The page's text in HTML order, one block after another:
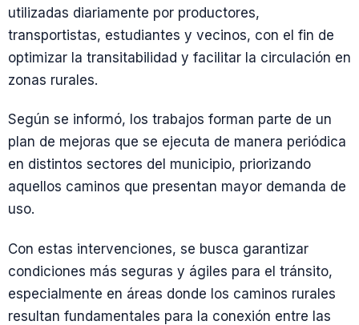
utilizadas diariamente por productores,
transportistas, estudiantes y vecinos, con el fin de
optimizar la transitabilidad y facilitar la circulación en
zonas rurales.
Según se informó, los trabajos forman parte de un
plan de mejoras que se ejecuta de manera periódica
en distintos sectores del municipio, priorizando
aquellos caminos que presentan mayor demanda de
uso.
Con estas intervenciones, se busca garantizar
condiciones más seguras y ágiles para el tránsito,
especialmente en áreas donde los caminos rurales
resultan fundamentales para la conexión entre las